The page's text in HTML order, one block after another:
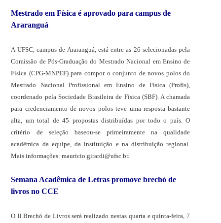
Mestrado em Física é aprovado para campus de
Araranguá
A UFSC, campus de Araranguá, está entre as 26 selecionadas pela
Comissão de Pós-Graduação do Mestrado Nacional em Ensino de
Física (CPG-MNPEF) para compor o conjunto de novos polos do
Mestrado Nacional Profissional em Ensino de Física (Profis),
coordenado pela Sociedade Brasileira de Física (SBF). A chamada
para credenciamento de novos polos teve uma resposta bastante
alta, um total de 45 propostas distribuídas por todo o país. O
critério de seleção baseou-se primeiramente na qualidade
acadêmica da equipe, da instituição e na distribuição regional.
Mais informações: mauricio.girardi@ufsc.br.
Semana Acadêmica de Letras promove brechó de
livros no CCE
O II Brechó de Livros será realizado nestas quarta e quinta-feira, 7